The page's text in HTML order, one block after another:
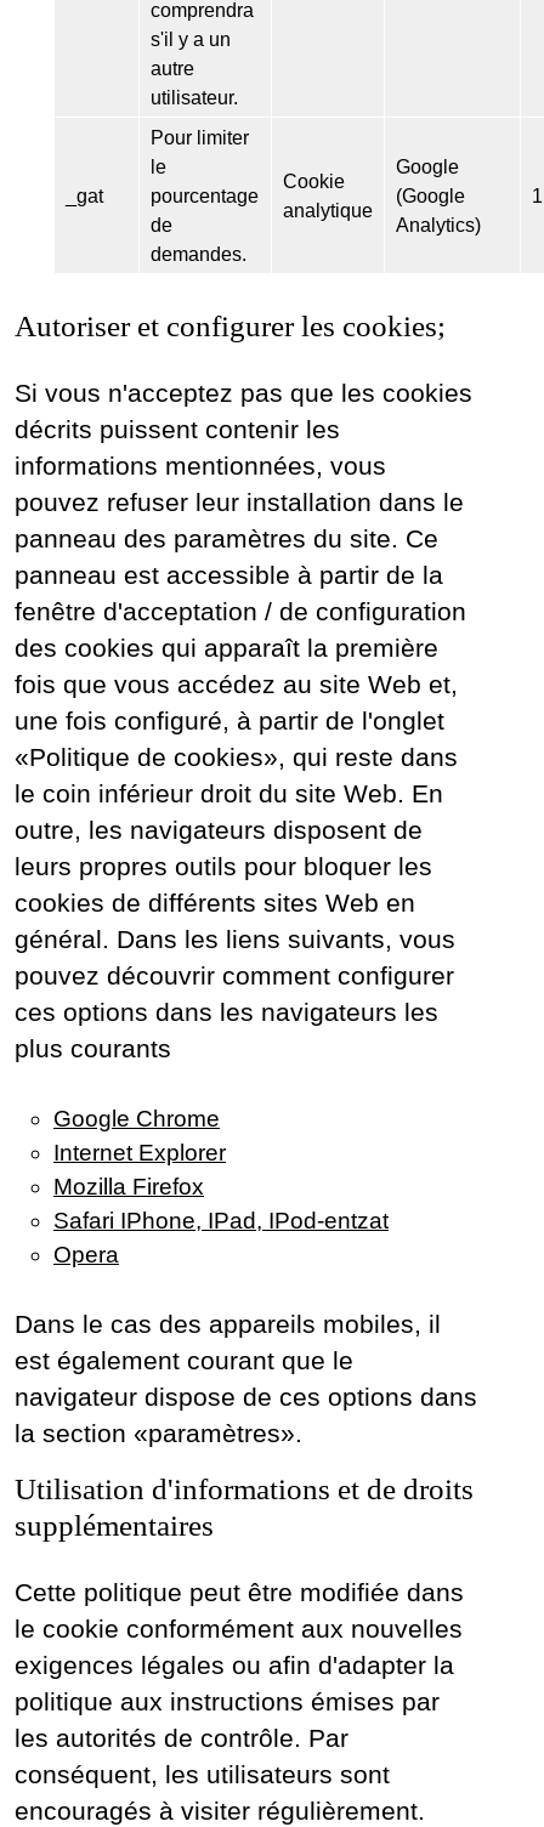
comprendra
s'il y a un
autre
utilisateur.
_gat
Pour limiter
le
pourcentage
de
demandes.
Cookie
analytique
Google
(Google
Analytics)
Autoriser et configurer les cookies;
Si vous n'acceptez pas que les cookies
décrits puissent contenir les
informations mentionnées, vous
pouvez refuser leur installation dans le
panneau des paramètres du site. Ce
panneau est accessible à partir de la
fenêtre d'acceptation / de configuration
des cookies qui apparaît la première
fois que vous accédez au site Web et,
une fois configuré, à partir de l'onglet
«Politique de cookies», qui reste dans
le coin inférieur droit du site Web. En
outre, les navigateurs disposent de
leurs propres outils pour bloquer les
cookies de différents sites Web en
général. Dans les liens suivants, vous
pouvez découvrir comment configurer
ces options dans les navigateurs les
plus courants
Google Chrome
Internet Explorer
Mozilla Firefox
Safari IPhone, IPad, IPod-entzat
Opera
Dans le cas des appareils mobiles, il
est également courant que le
navigateur dispose de ces options dans
la section «paramètres».
Utilisation d'informations et de droits
supplémentaires
Cette politique peut être modifiée dans
le cookie conformément aux nouvelles
exigences légales ou afin d'adapter la
politique aux instructions émises par
les autorités de contrôle. Par
conséquent, les utilisateurs sont
encouragés à visiter régulièrement.